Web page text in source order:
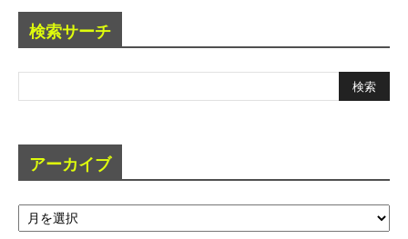
検索サーチ
アーカイブ
ア
ー